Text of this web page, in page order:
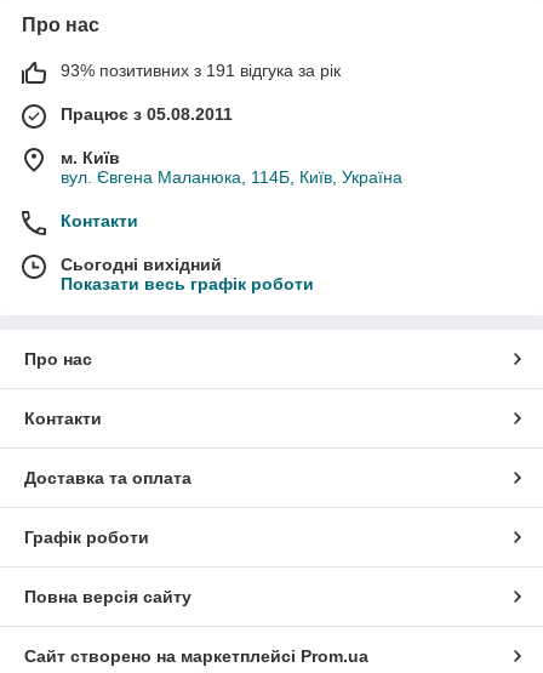
Про нас
93% позитивних з 191 відгука за рік
Працює з 05.08.2011
м. Київ
вул. Євгена Маланюка, 114Б, Київ, Україна
Контакти
Сьогодні вихідний
Показати весь графік роботи
Про нас
Контакти
Доставка та оплата
Графік роботи
Повна версія сайту
Сайт створено на маркетплейсі Prom.ua